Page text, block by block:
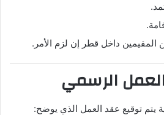
المقيمين داخل قطر إن لزم الأمر.
يتم توقيع عقد العمل الذي يوضح: